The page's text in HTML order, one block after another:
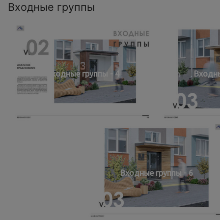
Входные группы
Входные группы - 4
Входные группы - 6